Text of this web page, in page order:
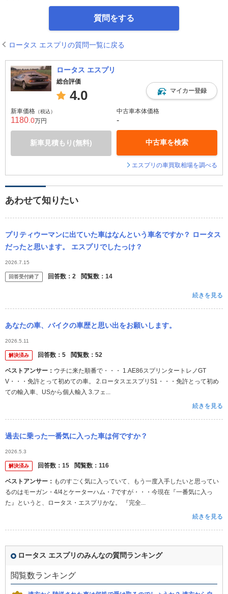
質問をする
ロータス エスプリの質問一覧に戻る
ロータス エスプリ
総合評価
4.0 マイカー登録
新車価格 （税込）
1180 .0万円
新車見積もり(無料)
中古車本体価格
-
中古車を検索
エスプリの車買取相場を調べる
あわせて知りたい
プリティウーマンに出ていた車はなんという車名ですか？ ロータス
だったと思います。 エスプリでしたっけ？
2026.7.15
回答受付終了 回答数： 2 閲覧数： 14
続きを見る
あなたの車、バイクの車歴と思い出をお願いします。
2026.5.11
解決済み 回答数： 5 閲覧数： 52
ベストアンサー： ウチに来た順番で・・・ 1.AE86スプリンタートレノGT
V・・・免許とって初めての車。 2.ロータスエスプリS1・・・免許とって初め
ての輸入車、USから個人輸入 3.フェ...
続きを見る
過去に乗った一番気に入った車は何ですか？
2026.5.3
解決済み 回答数： 15 閲覧数： 116
ベストアンサー： ものすごく気に入っていて、もう一度入手したいと思ってい
るのはモーガン・4/4とケーターハム・7ですが・・・今現在『一番気に入っ
た』というと、ロータス・エスプリかな。 『完全...
続きを見る
ロータス エスプリのみんなの質問ランキング
閲覧数ランキング